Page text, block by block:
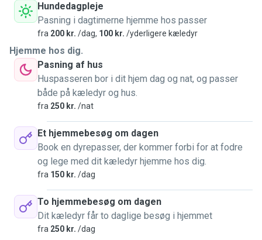
Hundedagpleje
Pasning i dagtimerne hjemme hos passer
fra 200 kr. /dag, 100 kr. /yderligere kæledyr
Hjemme hos dig.
Pasning af hus
Huspasseren bor i dit hjem dag og nat, og passer
både på kæledyr og hus.
fra 250 kr. /nat
Et hjemmebesøg om dagen
Book en dyrepasser, der kommer forbi for at fodre
og lege med dit kæledyr hjemme hos dig.
fra 150 kr. /dag
To hjemmebesøg om dagen
Dit kæledyr får to daglige besøg i hjemmet
fra 250 kr. /dag